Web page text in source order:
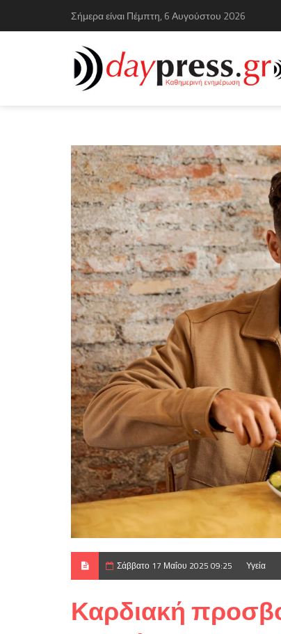
Σήμερα είναι Πέμπτη, 6 Αυγούστου 2026
Σάββατο 17 Μαΐου 2025 09:25 Υγεία
Καρδιακή